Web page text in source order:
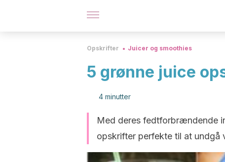
Opskrifter Juicer og smoothies
5 grønne juice
4 minutter
Med deres fedtforbrændende
opskrifter perfekte til at undgå